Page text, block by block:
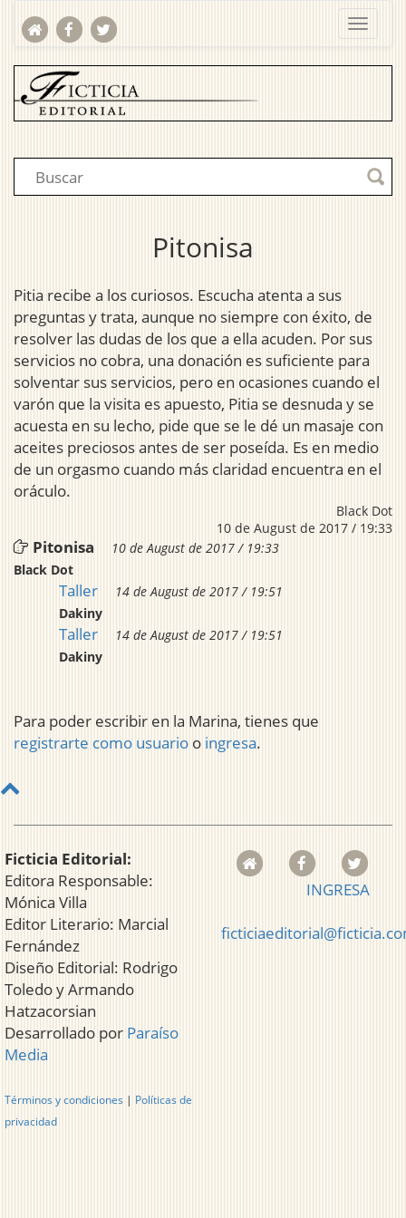
Pitonisa
Pitia recibe a los curiosos. Escucha atenta a sus
preguntas y trata, aunque no siempre con éxito, de
resolver las dudas de los que a ella acuden. Por sus
servicios no cobra, una donación es suficiente para
solventar sus servicios, pero en ocasiones cuando el
varón que la visita es apuesto, Pitia se desnuda y se
acuesta en su lecho, pide que se le dé un masaje con
aceites preciosos antes de ser poseída. Es en medio
de un orgasmo cuando más claridad encuentra en el
oráculo.
Black Dot
10 de August de 2017 / 19:33
Pitonisa
10 de August de 2017 / 19:33
Black Dot
Taller
14 de August de 2017 / 19:51
Dakiny
Taller
14 de August de 2017 / 19:51
Dakiny
Para poder escribir en la Marina, tienes que
registrarte como usuario o ingresa.
Ficticia Editorial:
Editora Responsable:
Mónica Villa
Editor Literario: Marcial
Fernández
Diseño Editorial: Rodrigo
Toledo y Armando
Hatzacorsian
Desarrollado por Paraíso
Media
Términos y condiciones | Políticas de
privacidad
INGRESA